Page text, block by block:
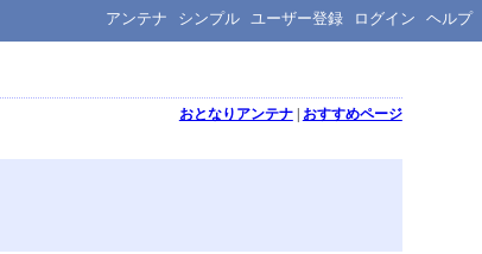
アンテナ シンプル ユーザー登録 ログイン ヘルプ
おとなりアンテナ| おすすめページ